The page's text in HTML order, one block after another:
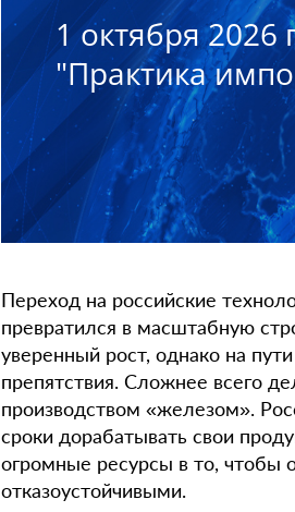
1 октября
"Практика
Переход на российские
превратился в масштабную
уверенный рост, однако на
препятствия. Сложнее всего
производством «железом».
сроки дорабатывать свои
огромные ресурсы в то, чтобы
отказоустойчивыми.